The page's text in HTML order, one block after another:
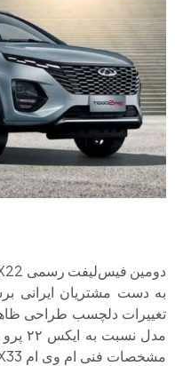
به دست مشتریان ایرانی
تغییرات دلچسب طراحی
مدل